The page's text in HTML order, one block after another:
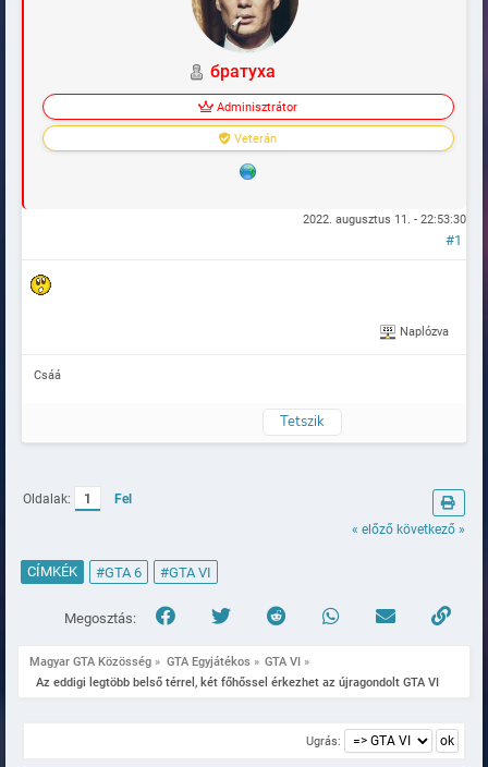
братуха
Adminisztrátor
Veterán
2022. augusztus 11. - 22:53:30
#1
Naplózva
Csáá
Tetszik
Oldalak: 1
Fel
« előző következő »
CÍMKÉK #GTA 6 #GTA VI
Megosztás:
Magyar GTA Közösség » GTA Egyjátékos » GTA VI »
Az eddigi legtöbb belső térrel, két főhőssel érkezhet az újragondolt GTA VI
Ugrás: